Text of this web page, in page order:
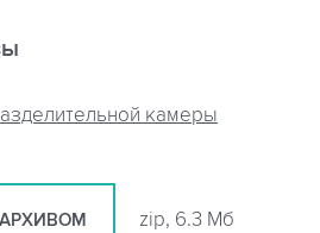
камеры
zip, 6.3 Мб